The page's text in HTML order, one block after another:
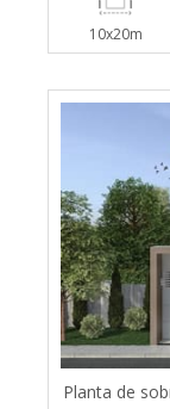
10x20m
Planta de